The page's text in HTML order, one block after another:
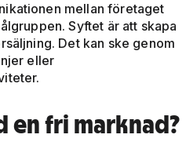
mellan företaget
Syftet är att skapa
Det kan ske genom
eller
en fri marknad?